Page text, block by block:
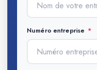
Numéro entreprise